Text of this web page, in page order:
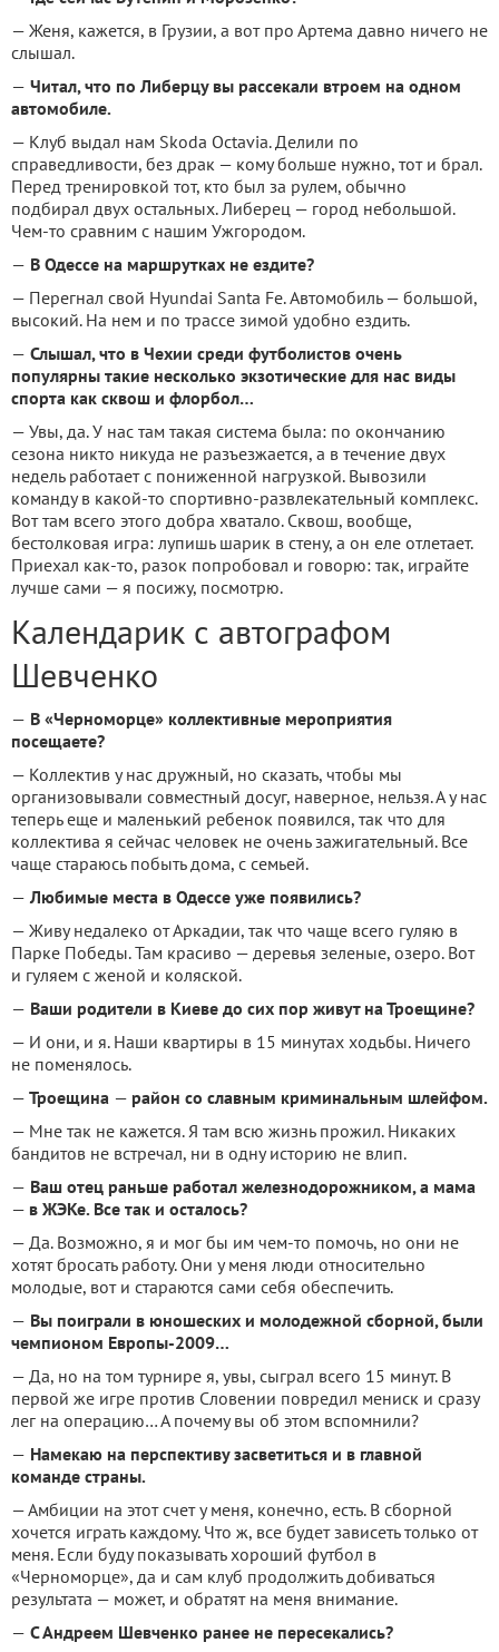
— Женя, кажется, в Грузии, а вот про Артема давно ничего не
слышал.
— Читал, что по Либерцу вы рассекали втроем на одном
автомобиле.
— Клуб выдал нам Skoda Octavia. Делили по
справедливости, без драк — кому больше нужно, тот и брал.
Перед тренировкой тот, кто был за рулем, обычно
подбирал двух остальных. Либерец — город небольшой.
Чем-то сравним с нашим Ужгородом.
— В Одессе на маршрутках не ездите?
— Перегнал свой Hyundai Santa Fe. Автомобиль — большой,
высокий. На нем и по трассе зимой удобно ездить.
— Слышал, что в Чехии среди футболистов очень
популярны такие несколько экзотические для нас виды
спорта как сквош и флорбол…
— Увы, да. У нас там такая система была: по окончанию
сезона никто никуда не разъезжается, а в течение двух
недель работает с пониженной нагрузкой. Вывозили
команду в какой-то спортивно-развлекательный комплекс.
Вот там всего этого добра хватало. Сквош, вообще,
бестолковая игра: лупишь шарик в стену, а он еле отлетает.
Приехал как-то, разок попробовал и говорю: так, играйте
лучше сами — я посижу, посмотрю.
Календарик с автографом
Шевченко
— В «Черноморце» коллективные мероприятия
посещаете?
— Коллектив у нас дружный, но сказать, чтобы мы
организовывали совместный досуг, наверное, нельзя. А у нас
теперь еще и маленький ребенок появился, так что для
коллектива я сейчас человек не очень зажигательный. Все
чаще стараюсь побыть дома, с семьей.
— Любимые места в Одессе уже появились?
— Живу недалеко от Аркадии, так что чаще всего гуляю в
Парке Победы. Там красиво — деревья зеленые, озеро. Вот
и гуляем с женой и коляской.
— Ваши родители в Киеве до сих пор живут на Троещине?
— И они, и я. Наши квартиры в 15 минутах ходьбы. Ничего
не поменялось.
— Троещина — район со славным криминальным шлейфом.
— Мне так не кажется. Я там всю жизнь прожил. Никаких
бандитов не встречал, ни в одну историю не влип.
— Ваш отец раньше работал железнодорожником, а мама
— в ЖЭКе. Все так и осталось?
— Да. Возможно, я и мог бы им чем-то помочь, но они не
хотят бросать работу. Они у меня люди относительно
молодые, вот и стараются сами себя обеспечить.
— Вы поиграли в юношеских и молодежной сборной, были
чемпионом Европы-2009…
— Да, но на том турнире я, увы, сыграл всего 15 минут. В
первой же игре против Словении повредил мениск и сразу
лег на операцию… А почему вы об этом вспомнили?
— Намекаю на перспективу засветиться и в главной
команде страны.
— Амбиции на этот счет у меня, конечно, есть. В сборной
хочется играть каждому. Что ж, все будет зависеть только от
меня. Если буду показывать хороший футбол в
«Черноморце», да и сам клуб продолжить добиваться
результата — может, и обратят на меня внимание.
— С Андреем Шевченко ранее не пересекались?